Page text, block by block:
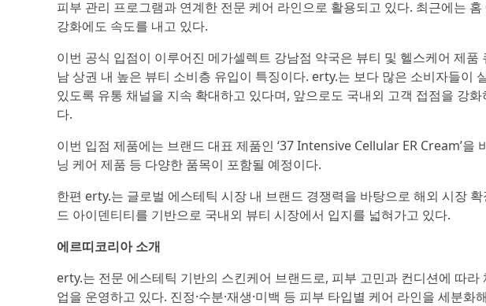
피부 관리 프로그램과 연계한 전문 케어 라인으로 활용되고 있다. 최근에는
강화에도 속도를 내고 있다.
이번 공식 입점이 이루어진 메가셀렉트 강남점 약국은 뷰티 및 헬스케어 제
남 상권 내 높은 뷰티 소비층 유입이 특징이다. erty.는 보다 많은 소비자들이
있도록 유통 채널을 지속 확대하고 있다며, 앞으로도 국내외 고객 접점을 강
다.
이번 입점 제품에는 브랜드 대표 제품인 ‘37 Intensive Cellular ER Cream’을
닝 케어 제품 등 다양한 품목이 포함될 예정이다.
한편 erty.는 글로벌 에스테틱 시장 내 브랜드 경쟁력을 바탕으로 해외 시장
드 아이덴티티를 기반으로 국내외 뷰티 시장에서 입지를 넓혀가고 있다.
에르띠코리아 소개
erty.는 전문 에스테틱 기반의 스킨케어 브랜드로, 피부 고민과 컨디션에 따
업을 운영하고 있다. 진정·수분·재생·미백 등 피부 타입별 케어 라인을 세분